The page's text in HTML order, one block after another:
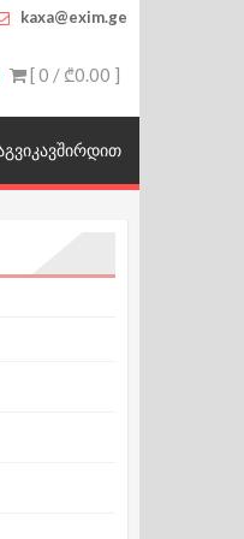
kaxa@exim.ge
[ 0 / ₾0.00 ]